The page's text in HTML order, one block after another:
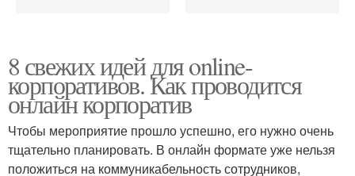
8 свежих идей для online-
корпоративов. Как проводится
онлайн корпоратив
Чтобы мероприятие прошло успешно, его нужно очень
тщательно планировать. В онлайн формате уже нельзя
положиться на коммуникабельность сотрудников,